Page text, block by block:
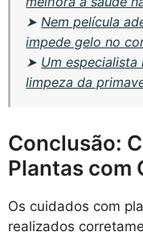
➤Nem película
impede gelo no
➤ Um
limpeza da
Conclusão:
Plantas com
Os cuidados com
realizados